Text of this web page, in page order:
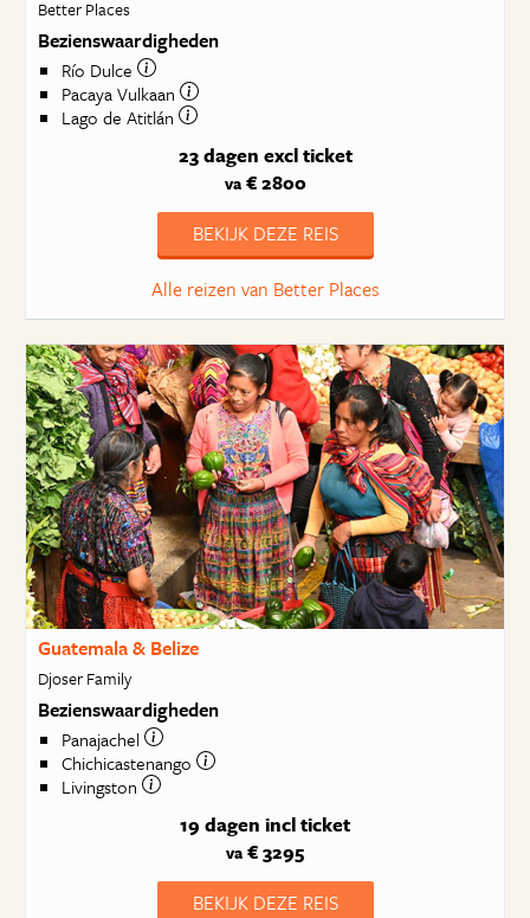
Better Places
Bezienswaardigheden
Río Dulce
Pacaya Vulkaan
Lago de Atitlán
23 dagen excl ticket
va€ 2800
BEKIJK DEZE REIS
Alle reizen van Better Places
Guatemala & Belize
Djoser Family
Bezienswaardigheden
Panajachel
Chichicastenango
Livingston
19 dagen incl ticket
va € 3295
BEKIJK DEZE REIS